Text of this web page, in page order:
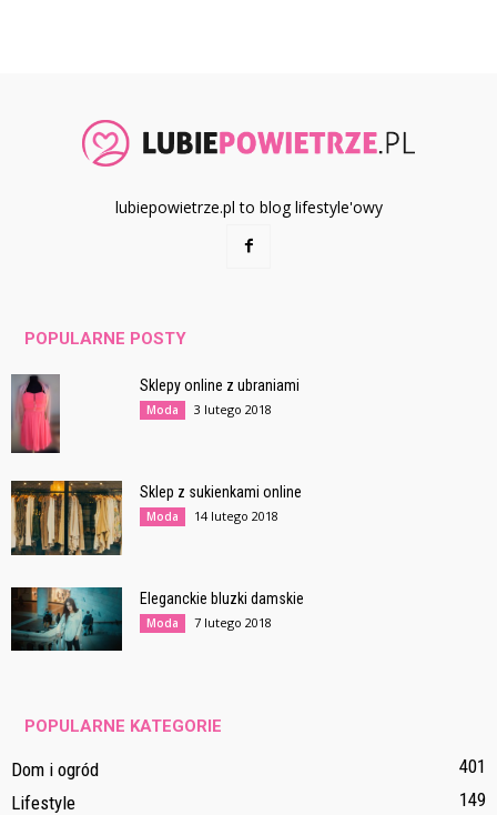
lubiepowietrze.pl to blog lifestyle'owy
POPULARNE POSTY
Sklepy online z ubraniami
Moda 3 lutego 2018
Sklep z sukienkami online
Moda 14 lutego 2018
Eleganckie bluzki damskie
Moda 7 lutego 2018
POPULARNE KATEGORIE
Dom i ogród
401
Lifestyle
149